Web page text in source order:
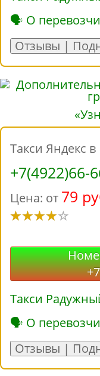
🗣 О
Отзывы |
Такси Яндекс
+7(4922)66-
Цена: от 79
Такси
🗣 О
Отзывы |